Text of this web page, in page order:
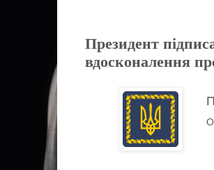
Президент
вдосконалення